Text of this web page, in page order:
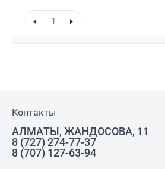
Контакты
АЛМАТЫ, ЖАНДОСОВА, 11
8 (727) 274-77-37
8 (707) 127-63-94